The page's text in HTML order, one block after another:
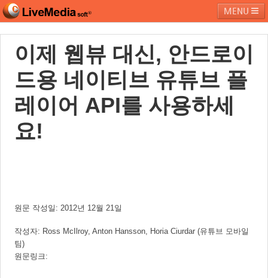
MENU
라이브미디어소프트 제품 및 서비스 블로그 커뮤니티
페밀리 사이트
이제 웹뷰 대신, 안드로이
드용 네이티브 유튜브 플
레이어 API를 사용하세
요!
원문 작성일: 2012년 12월 21일
작성자: Ross McIlroy, Anton Hansson, Horia Ciurdar (유튜브 모바일
팀)
원문링크: